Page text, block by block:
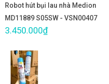
Robot hút bụi lau nhà Medion
MD11889 S05SW - VSN00407
3.450.000₫